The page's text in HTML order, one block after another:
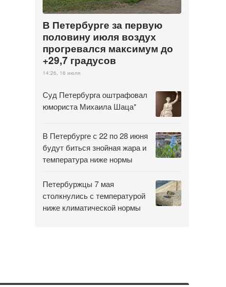
В Петербурге за первую
половину июля воздух
прогревался максимум до
+29,7 градусов
14:26, 16 июля
Суд Петербурга оштрафовал
юмориста Михаила Шаца*
В Петербурге с 22 по 28 июня
будут биться знойная жара и
температура ниже нормы
Петербуржцы 7 мая
столкнулись с температурой
ниже климатической нормы